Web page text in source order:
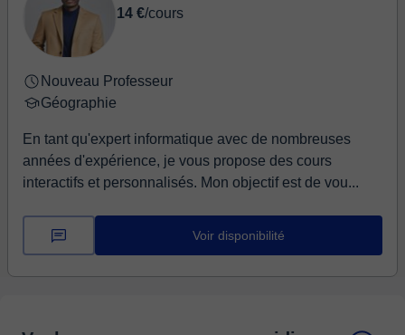
14 €/cours
Nouveau Professeur
Géographie
En tant qu'expert informatique avec de nombreuses
années d'expérience, je vous propose des cours
interactifs et personnalisés. Mon objectif est de vou...
Voir disponibilité